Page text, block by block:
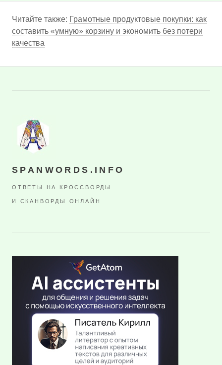
Читайте также: Грамотные продуктовые покупки: как
составить «умную» корзину и экономить без потери
качества
SPANWORDS.INFO
ОТВЕТЫ НА КРОССВОРДЫ
И СКАНВОРДЫ ОНЛАЙН